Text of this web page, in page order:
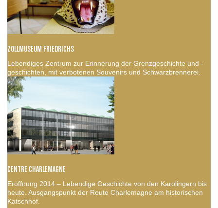
ZOLLMUSEUM FRIEDRICHS
Lebendiges Zentrum zur Erinnerung der Grenzgeschichte und -
geschichten, mit verbotenen Souvenirs und Schwarzbrennerei.
CENTRE CHARLEMAGNE
Eröffnung 2014 – Lebendige Geschichte von den Karolingern bis
heute. Ausgangspunkt der Route Charlemagne am historischen
Katschhof.